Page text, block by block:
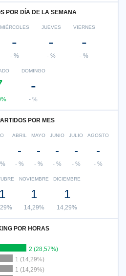
POR DÍA DE LA SEMANA
MIÉRCOLES
-
- %
JUEVES
-
- %
VIERNES
-
- %
DOMINGO
-
- %
POR MES
ABRIL
-
- %
MAYO
-
- %
JUNIO
-
- %
JULIO
-
- %
AGOSTO
-
- %
1
NOVIEMBRE
1
14,29%
DICIEMBRE
1
14,29%
POR HORAS
2 (28,57%)
1 (14,29%)
1 (14,29%)